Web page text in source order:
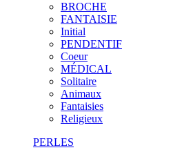
BROCHE
FANTAISIE
Initial
PENDENTIF
Coeur
MÉDICAL
Solitaire
Animaux
Fantaisies
Religieux
PERLES